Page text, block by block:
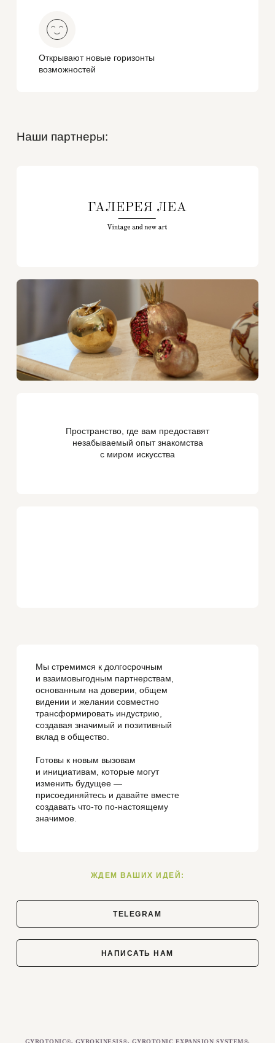
Открывают новые горизонты
возможностей
Наши партнеры:
Пространство, где вам предоставят
незабываемый опыт знакомства
с миром искусства
Мы стремимся к долгосрочным
и взаимовыгодным партнерствам,
основанным на доверии, общем
видении и желании совместно
трансформировать индустрию,
создавая значимый и позитивный
вклад в общество.
Готовы к новым вызовам
и инициативам, которые могут
изменить будущее —
присоединяйтесь и давайте вместе
создавать что-то по-настоящему
значимое.
TELEGRAM
НАПИСАТЬ НАМ
ЖДЕМ ВАШИХ ИДЕЙ:
GYROTONIC®, GYROKINESIS®, GYROTONIC EXPANSION SYSTEM®,